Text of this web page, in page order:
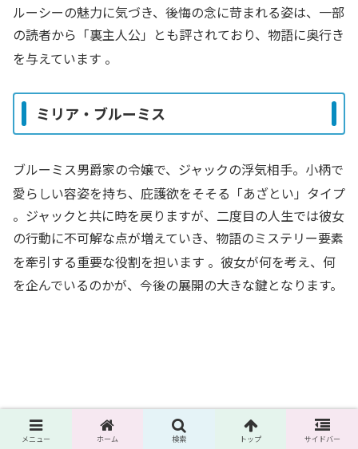
ルーシーの魅力に気づき、後悔の念に苛まれる姿は、一部
の読者から「裏主人公」とも評されており、物語に奥行き
を与えています 。
ミリア・ブルーミス
ブルーミス男爵家の令嬢で、ジャックの浮気相手。小柄で
愛らしい容姿を持ち、庇護欲をそそる「あざとい」タイプ
。ジャックと共に時を戻りますが、二度目の人生では彼女
の行動に不可解な点が増えていき、物語のミステリー要素
を牽引する重要な役割を担います 。彼女が何を考え、何
を企んでいるのかが、今後の展開の大きな鍵となります。
メニュー ホーム 検索 トップ サイドバー